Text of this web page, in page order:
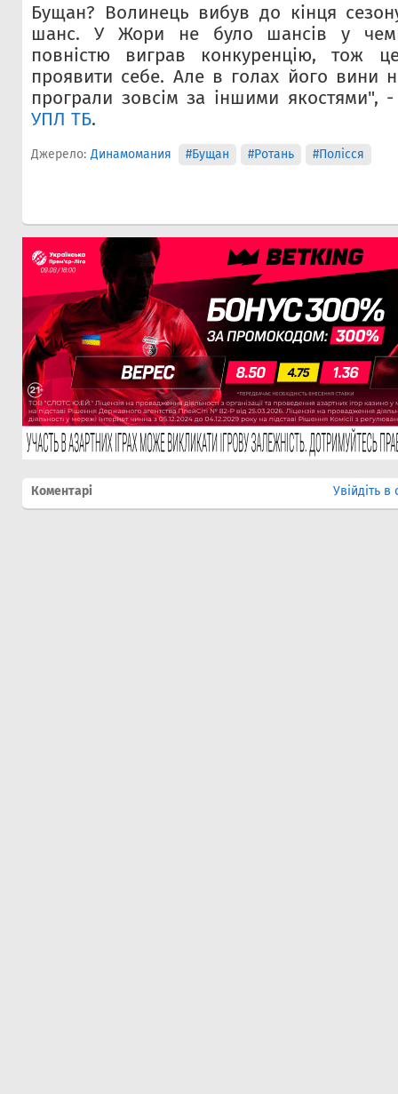
Бущан? Волинець вибув до кінця
шанс. У Жори не було шансів у
повністю виграв конкуренцію, тож
проявити себе. Але в голах його вини
програли зовсім за іншими якостями",
УПЛ ТБ.
Джерело: Динамомания #Бущан #Ротань #Полісся
Коментарі Увійдіть в